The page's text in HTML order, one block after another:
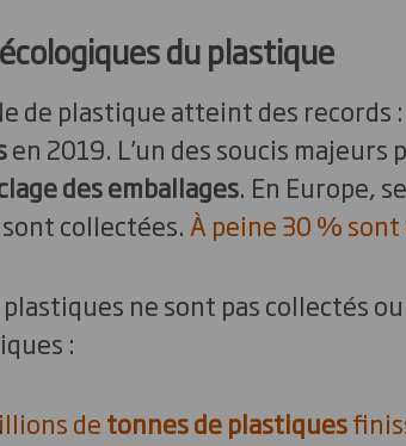
du plastique
de plastique atteint des records
en 2019. L’un des soucis
des emballages. En Europe,
collectées.À peine 30 %
ne sont pas collectés
:
detonnes de plastiques